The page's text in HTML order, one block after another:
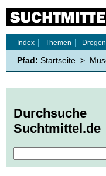
Index
Themen Drogen
Pfad: Startseite >
Durchsuche
Suchtmittel.de